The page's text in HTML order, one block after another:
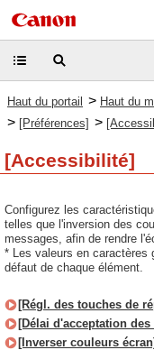
Haut du portail > Haut du
> [Préférences] >
[Accessibilité]
Configurez les
telles que l'inversion des
messages, afin de rendre
* Les valeurs en caractères
défaut de chaque élément.
[Régl. des touches de
[Délai d'acceptation
[Inverser couleurs écran]